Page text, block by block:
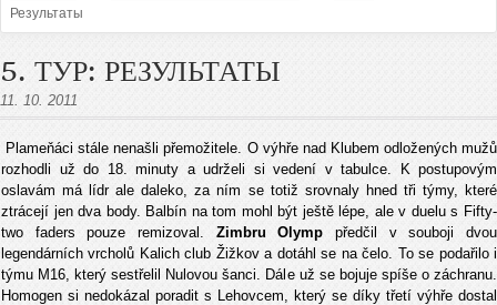
Результаты
5. ТУР: РЕЗУЛЬТАТЫ
11. 10. 2011
Plameňáci stále nenašli přemožitele. O výhře nad Klubem odložených mužů
rozhodli už do 18. minuty a udrželi si vedení v tabulce. K postupovým
oslavám má lídr ale daleko, za ním se totiž srovnaly hned tři týmy, které
ztrácejí jen dva body. Balbín na tom mohl být ještě lépe, ale v duelu s Fifty-
two faders pouze remizoval. Zimbru Olymppředčil v souboji dvou
legendárních vrcholů Kalich club Žižkov a dotáhl se na čelo. To se podařilo i
týmu M16, který sestřelil Nulovou šanci. Dále už se bojuje spíše o záchranu.
Homogen si nedokázal poradit s Lehovcem, který se díky třetí výhře dostal